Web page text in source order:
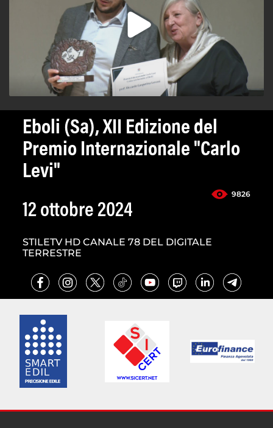
Eboli (Sa), XII Edizione del
Premio Internazionale "Carlo
Levi"
9826
12 ottobre 2024
STILETV HD CANALE 78 DEL DIGITALE
TERRESTRE